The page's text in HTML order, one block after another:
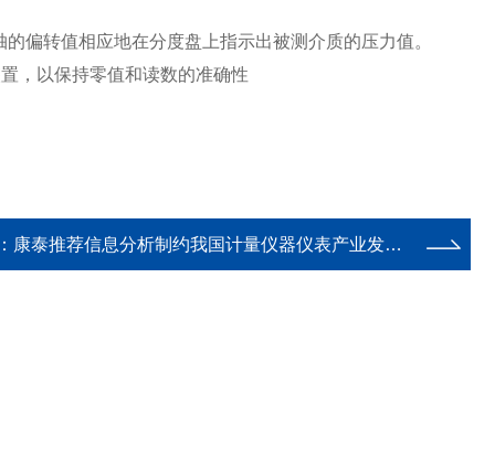
偏转值相应地在分度盘上指示出被测介质的压力值。
，以保持零值和读数的准确性
康泰推荐信息分析制约我国计量仪器仪表产业发展的因素